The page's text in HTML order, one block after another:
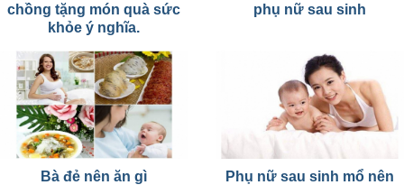
chồng tặng món quà sức
khỏe ý nghĩa.
phụ nữ sau sinh
Bà đẻ nên ăn gì
Phụ nữ sau sinh mổ nên